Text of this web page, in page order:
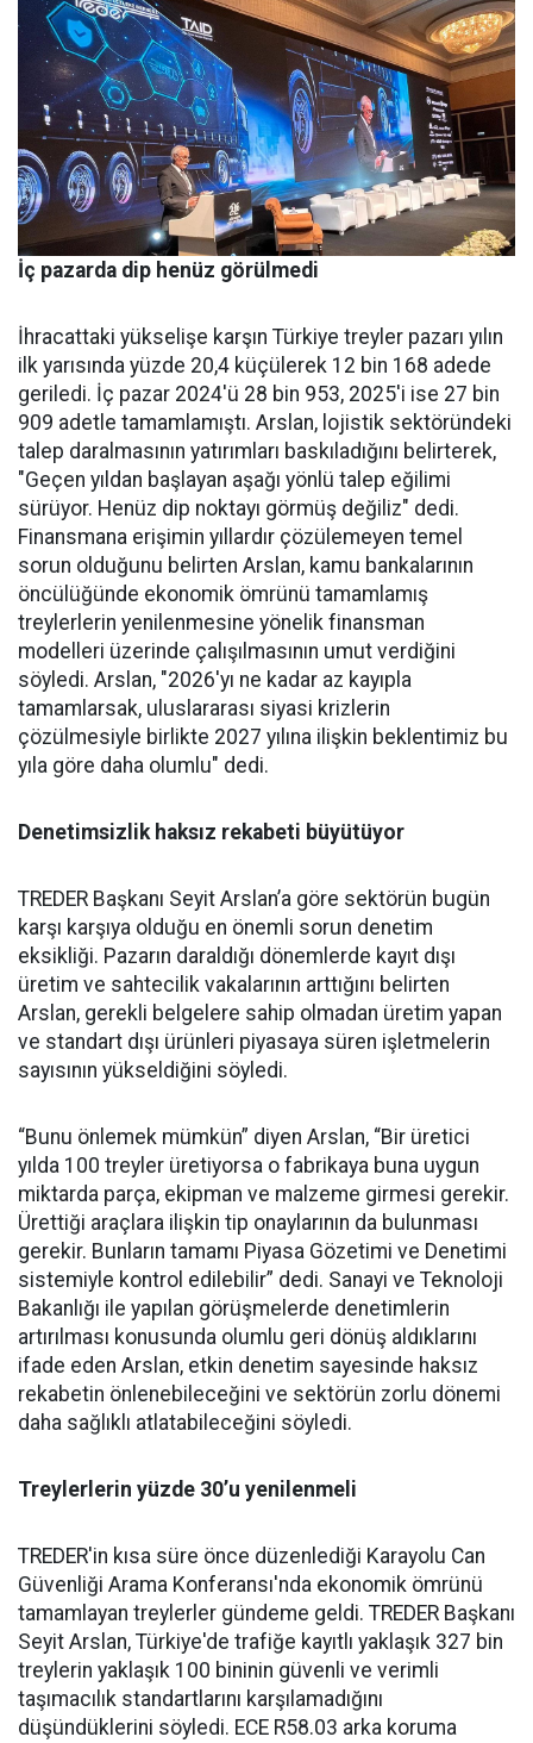
İç pazarda dip henüz görülmedi
İhracattaki yükselişe karşın Türkiye treyler pazarı yılın
ilk yarısında yüzde 20,4 küçülerek 12 bin 168 adede
geriledi. İç pa­zar 2024'ü 28 bin 953, 2025'i ise 27 bin
909 adetle tamamlamış­tı. Arslan, lojistik sektöründeki
talep daralmasının yatırımları baskıladığını belirterek,
"Geçen yıldan başlayan aşağı yönlü talep eğilimi
sürüyor. Henüz dip nok­tayı görmüş değiliz" dedi.
Finans­mana erişimin yıllardır çözüle­meyen temel
sorun olduğunu be­lirten Arslan, kamu bankalarının
öncülüğünde ekonomik ömrü­nü tamamlamış
treylerlerin ye­nilenmesine yönelik finansman
modelleri üzerinde çalışılması­nın umut verdiğini
söyledi. Ars­lan, "2026'yı ne kadar az kayıpla
tamamlarsak, uluslararası siya­si krizlerin
çözülmesiyle birlik­te 2027 yılına ilişkin beklentimiz bu
yıla göre daha olumlu" dedi.
Denetimsizlik haksız rekabeti büyütüyor
TREDER Başkanı Seyit Arslan’a göre sektörün bugün
karşı karşıya olduğu en önemli sorun denetim
eksikliği. Pazarın daraldığı dönemlerde kayıt dışı
üretim ve sahtecilik vakalarının arttığını belirten
Arslan, gerekli belgelere sahip olmadan üretim yapan
ve standart dışı ürünleri piyasaya süren işletmelerin
sayısının yükseldiğini söyledi.
“Bunu önlemek mümkün” diyen Arslan, “Bir üretici
yılda 100 treyler üretiyorsa o fabrikaya buna uygun
miktarda parça, ekipman ve malzeme girmesi gerekir.
Ürettiği araçlara ilişkin tip onaylarının da bulunması
gerekir. Bunların tamamı Piyasa Gözetimi ve Denetimi
sistemiyle kontrol edilebilir” dedi. Sanayi ve Teknoloji
Bakanlığı ile yapılan görüşmelerde denetimlerin
artırılması konusunda olumlu geri dönüş aldıklarını
ifade eden Arslan, etkin denetim sayesinde haksız
rekabetin önlenebileceğini ve sektörün zorlu dönemi
daha sağlıklı atlatabileceğini söyledi.
Treylerlerin yüzde 30’u yenilenmeli
TREDER'in kısa süre önce düzenlediği Karayolu Can
Güvenliği Arama Konferansı'nda ekonomik ömrünü
tamamlayan treylerler gündeme geldi. TREDER Başkanı
Seyit Arslan, Türkiye'de trafiğe kayıtlı yaklaşık 327 bin
treylerin yaklaşık 100 bininin güvenli ve verimli
taşımacılık standartlarını karşılamadığını
düşündüklerini söyledi. ECE R58.03 arka koruma